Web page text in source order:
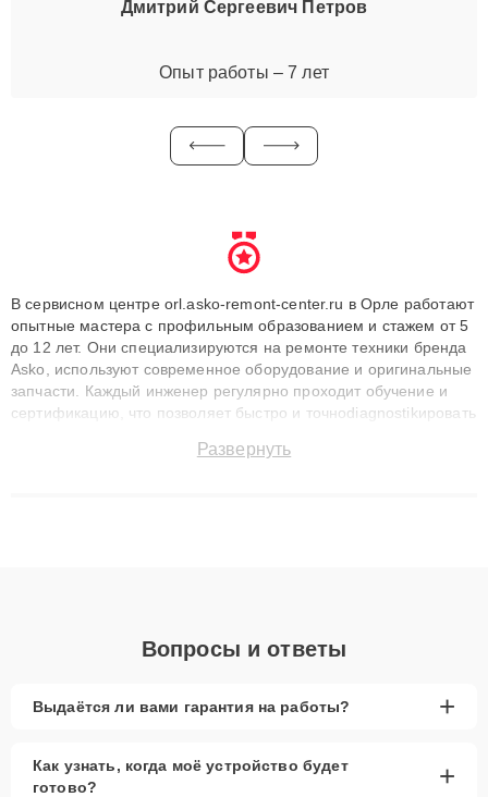
Дмитрий Сергеевич Петров
Опыт работы – 7 лет
В сервисном центре orl.asko-remont-center.ru в Орле работают
опытные мастера с профильным образованием и стажем от 5
до 12 лет. Они специализируются на ремонте техники бренда
Asko, используют современное оборудование и оригинальные
запчасти. Каждый инженер регулярно проходит обучение и
сертификацию, что позволяет быстро и точноdiagnostikировать
до 3 лет. Наши мастера решают сложные случаи: от замены
Развернуть
Вопросы и ответы
Выдаётся ли вами гарантия на работы? +
Как узнать, когда моё устройство будет
готово?
+